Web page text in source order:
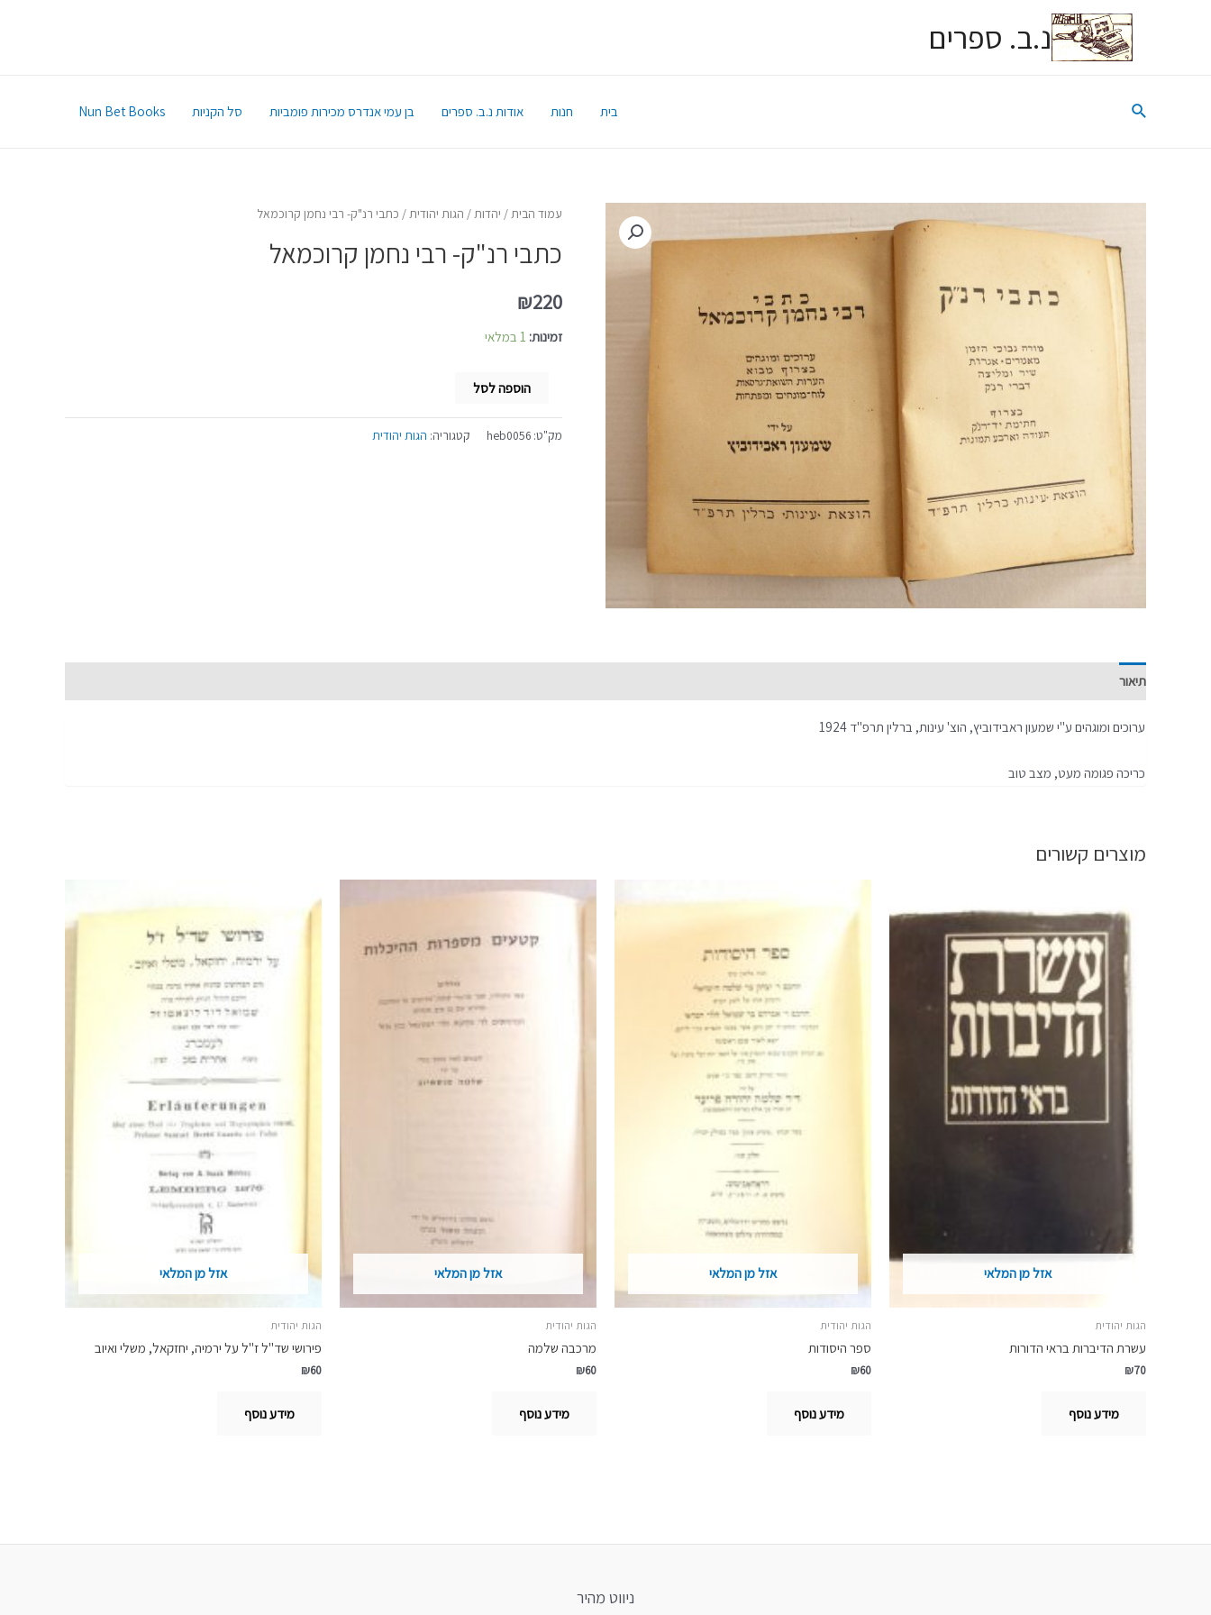
נ.ב. ספרים
בית חנות אודות נ.ב. ספרים בן עמי אנדרס מכירות פומביות סל הקניות Nun Bet Books
עמוד הבית/ יהדות/ הגות יהודית/ כתבי רנ"ק- רבי נחמן קרוכמאל
כתבי רנ"ק- רבי נחמן קרוכמאל
₪220
זמינות: 1 במלאי
הוספה לסל
מק"ט: heb0056 קטגוריה: הגות יהודית
תיאור
ערוכים ומוגהים ע"י שמעון ראבידוביץ, הוצ' עינות, ברלין תרפ"ד 1924
כריכה פגומה מעט, מצב טוב
מוצרים קשורים
אזל מן המלאי
הגות יהודית
עשרת הדיברות בראי הדורות
₪70
מידע נוסף
אזל מן המלאי
הגות יהודית
ספר היסודות
₪60
מידע נוסף
אזל מן המלאי
הגות יהודית
מרכבה שלמה
₪60
מידע נוסף
אזל מן המלאי
הגות יהודית
פירושי שד"ל ז"ל על ירמיה, יחזקאל, משלי ואיוב
₪60
מידע נוסף
ניווט מהיר